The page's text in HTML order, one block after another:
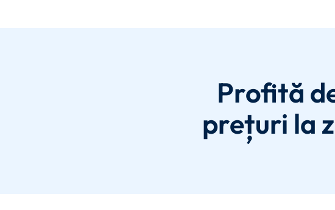
Profită
prețuri la